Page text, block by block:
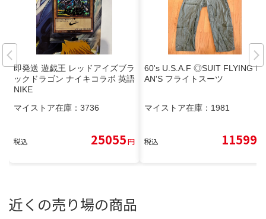
即発送 遊戯王 レッドアイズブラ
ックドラゴン ナイキコラボ 英語
NIKE
マイストア在庫： 3736
税込 25055円
60's U.S.A.F ◎SUIT FLYING M
AN'S フライトスーツ
マイストア在庫： 1981
税込 11599
近くの売り場の商品